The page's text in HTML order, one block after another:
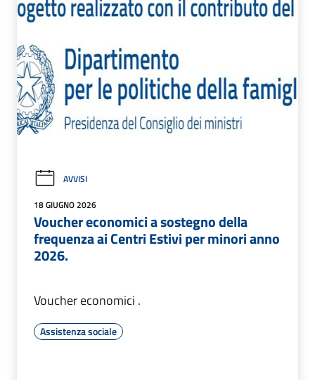
AVVISI
18 GIUGNO 2026
Voucher economici a sostegno della
frequenza ai Centri Estivi per minori anno
2026.
Voucher economici .
Assistenza sociale